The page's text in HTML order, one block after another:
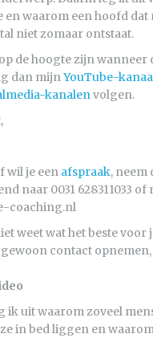
en waarom een hoofd
niet zomaar ontstaat.
de hoogte zijn wanneer
dan mijnYouTube-
kanalenvolgen.
wil je een afspraak, neem
naar 0031 628311033 of
coaching.nl
weet wat het beste voor
contact
ik uit waarom zoveel
in bed liggen en